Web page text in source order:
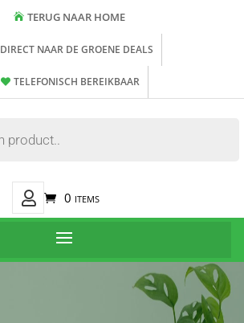
TERUG NAAR HOME
DIRECT NAAR DE GROENE DEALS
TELEFONISCH BEREIKBAAR
Mijn
Account
0 items